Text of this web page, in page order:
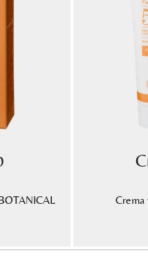
Crema